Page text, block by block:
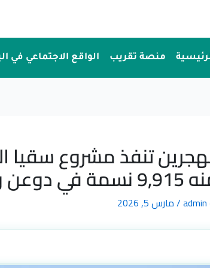
منصة تقريب الواقع الاجتماعي في
تنفذ مشروع سقيا
المكلا
admin
/مارس 5, 2026